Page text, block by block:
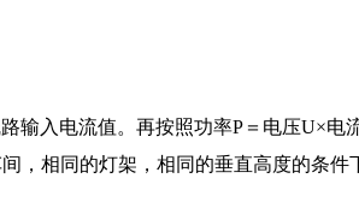
入电流值。再按照功率P＝电压U×电
，相同的灯架，相同的垂直高度的条件